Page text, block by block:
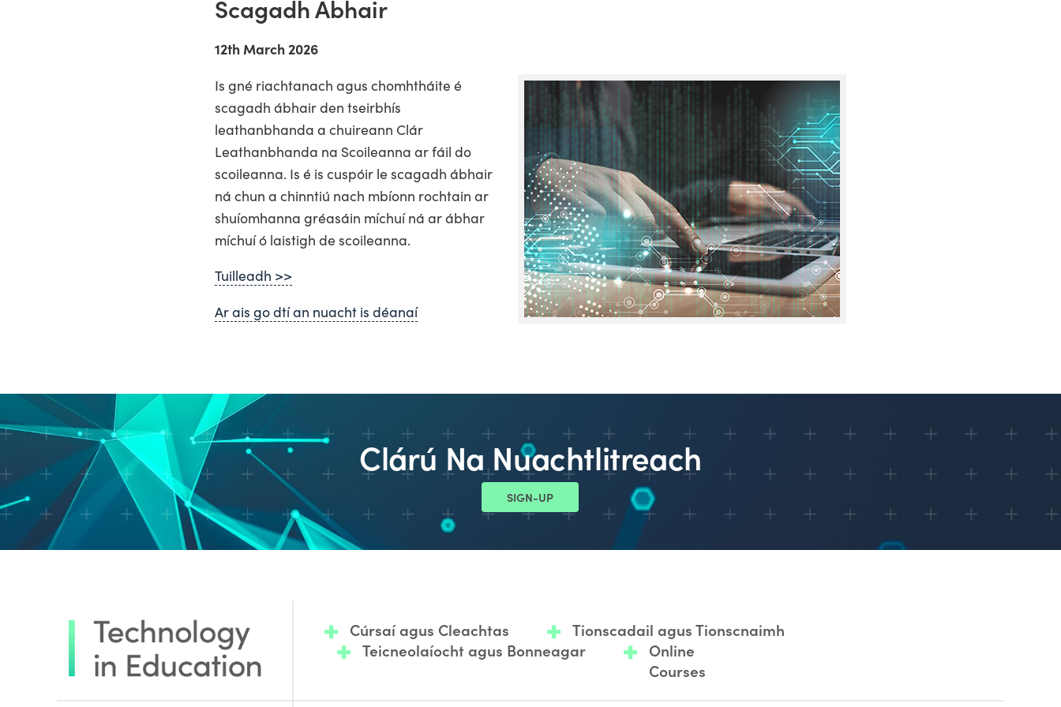
Scagadh Ábhair
12th March 2026
Is gné riachtanach agus chomhtháite é
scagadh ábhair den tseirbhís
leathanbhanda a chuireann Clár
Leathanbhanda na Scoileanna ar fáil do
scoileanna. Is é is cuspóir le scagadh ábhair
ná chun a chinntiú nach mbíonn rochtain ar
shuíomhanna gréasáin míchuí ná ar ábhar
míchuí ó laistigh de scoileanna.
Tuilleadh >>
Ar ais go dtí an nuacht is déanaí
Clárú Na Nuachtlitreach
SIGN-UP
Cúrsaí agus Cleachtas
Tionscadail agus Tionscnaimh
Teicneolaíocht agus Bonneagar
Online
Courses